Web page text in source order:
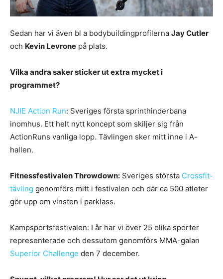
Sedan har vi även bl a bodybuildingprofilerna Jay Cutler
och Kevin Levrone på plats.
Vilka andra saker sticker ut extra mycket i
programmet?
NJIE Action Run: Sveriges första sprinthinderbana
inomhus. Ett helt nytt koncept som skiljer sig från
ActionRuns vanliga lopp. Tävlingen sker mitt inne i A-
hallen.
Fitnessfestivalen Throwdown: Sveriges största Crossfit-
tävling genomförs mitt i festivalen och där ca 500 atleter
gör upp om vinsten i parklass.
Kampsportsfestivalen: I år har vi över 25 olika sporter
representerade och dessutom genomförs MMA-galan
Superior Challenge den 7 december.